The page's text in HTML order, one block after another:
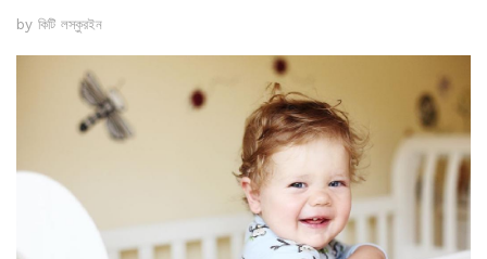
by কিটি লস্কুরইন